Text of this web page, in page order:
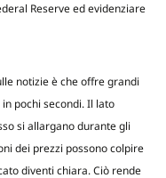
Reserve ed evidenziare
notizie è che offre grandi
pochi secondi. Il lato
si allargano durante gli
dei prezzi possono colpire
diventi chiara. Ciò rende